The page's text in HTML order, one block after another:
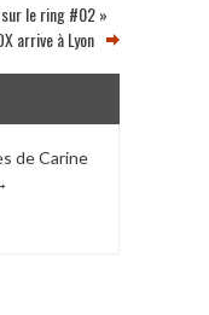
le ring #02 »
arrive à Lyon
de Carine